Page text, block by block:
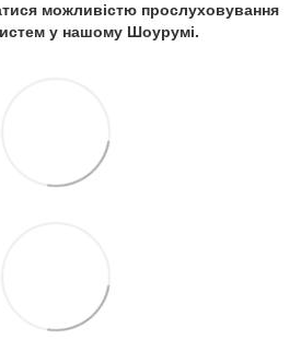
можливістю прослуховування
у нашому Шоурумі.